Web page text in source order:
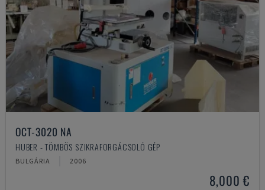
OCT-3020 NA
HUBER - TÖMBÖS SZIKRAFORGÁCSOLÓ GÉP
BULGÁRIA 2006
8,000 €